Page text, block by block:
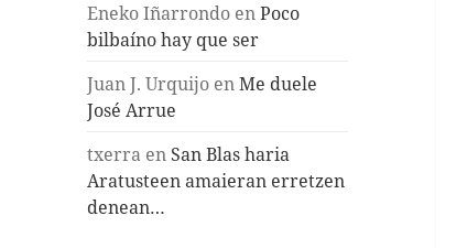
Eneko Iñarrondo enPoco
bilbaíno hay que ser
Juan J. Urquijo enMe duele
José Arrue
txerra en San Blas haria
Aratusteen amaieran erretzen
denean…